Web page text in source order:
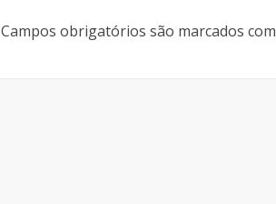
Campos obrigatórios são marcados com